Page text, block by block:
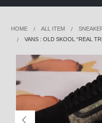
HOME ALL ITEM
VANS : OLD SKOOL “REAL